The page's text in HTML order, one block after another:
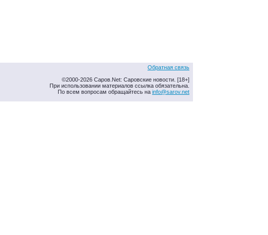
Обратная связь
©2000-2026 Саров.Net: Саровские новости. [18+]
При использовании материалов ссылка обязательна.
По всем вопросам обращайтесь на info@sarov.net